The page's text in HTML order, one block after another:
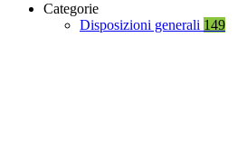
Categorie
Disposizioni generali 149